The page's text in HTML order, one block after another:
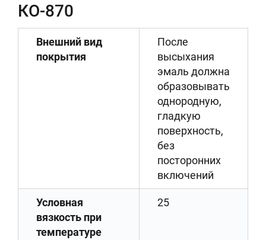
КО-870
Внешний вид
покрытия
После
высыхания
эмаль должна
образовывать
однородную,
гладкую
поверхность,
без
посторонних
включений
Условная
вязкость при
температуре
25